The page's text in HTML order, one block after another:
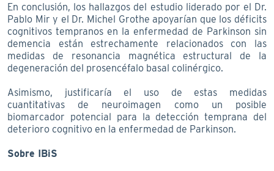
En conclusión, los hallazgos del estudio liderado por el Dr.
Pablo Mir y el Dr. Michel Grothe apoyarían que los déficits
cognitivos tempranos en la enfermedad de Parkinson sin
demencia están estrechamente relacionados con las
medidas de resonancia magnética estructural de la
degeneración del prosencéfalo basal colinérgico.
Asimismo, justificaría el uso de estas medidas
cuantitativas de neuroimagen como un posible
biomarcador potencial para la detección temprana del
deterioro cognitivo en la enfermedad de Parkinson.
Sobre IBiS